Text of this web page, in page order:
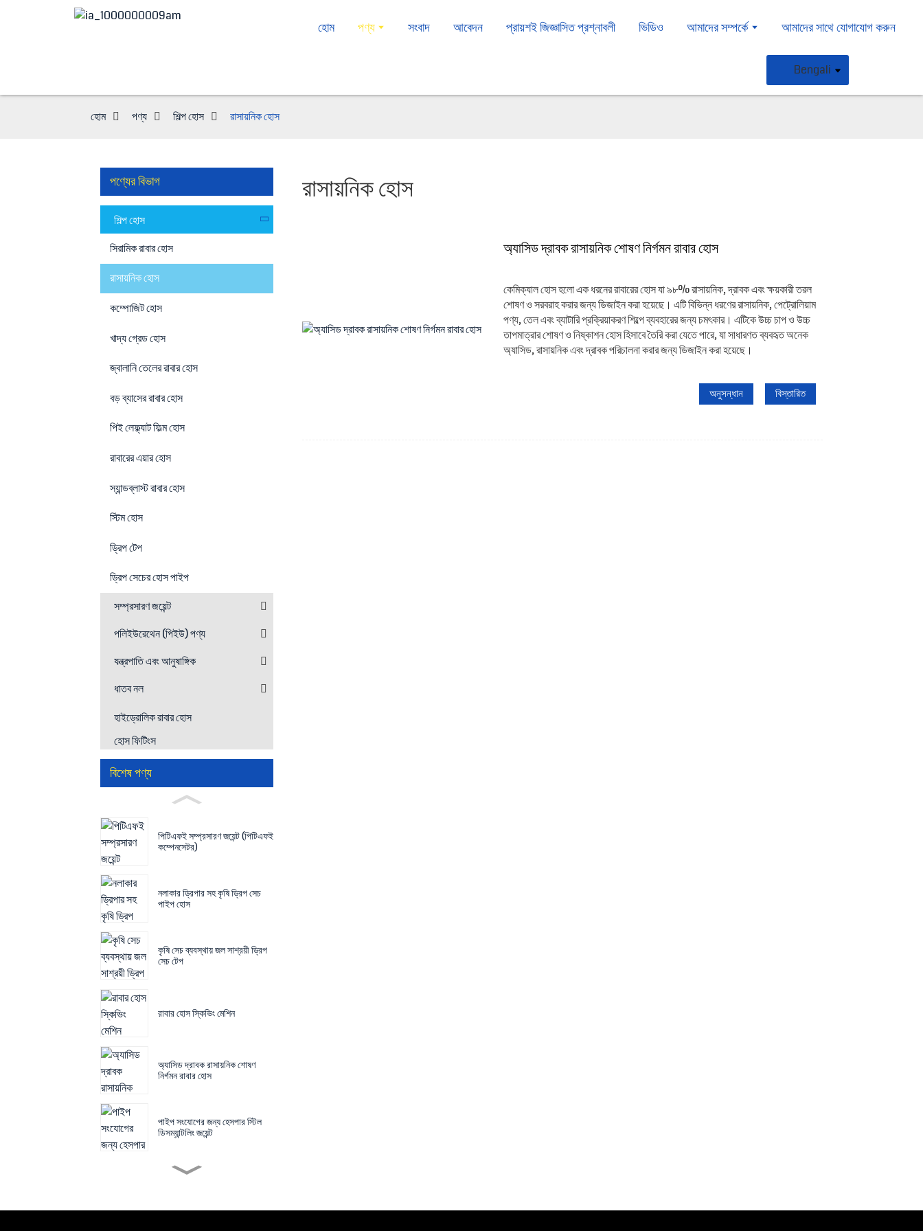
হোম পণ্য সংবাদ আবেদন প্রায়শই জিজ্ঞাসিত প্রশ্নাবলী ভিডিও আমাদের সম্পর্কে আমাদের সাথে যোগাযোগ করুন
Bengali
হোম পণ্য শিল্প হোস রাসায়নিক হোস
পণ্যের বিভাগ
শিল্প হোস
সিরামিক রাবার হোস
রাসায়নিক হোস
কম্পোজিট হোস
খাদ্য গ্রেড হোস
জ্বালানি তেলের রাবার হোস
বড় ব্যাসের রাবার হোস
পিই লেফ্ল্যাট ফিল্ম হোস
রাবারের এয়ার হোস
স্যান্ডব্লাস্ট রাবার হোস
স্টিম হোস
ড্রিপ টেপ
ড্রিপ সেচের হোস পাইপ
সম্প্রসারণ জয়েন্ট
পলিইউরেথেন (পিইউ) পণ্য
যন্ত্রপাতি এবং আনুষাঙ্গিক
ধাতব নল
হাইড্রোলিক রাবার হোস
হোস ফিটিংস
বিশেষ পণ্য
পিটিএফই সম্প্রসারণ জয়েন্ট (পিটিএফই
কম্পেনসেটর)
নলাকার ড্রিপার সহ কৃষি ড্রিপ সেচ
পাইপ হোস
কৃষি সেচ ব্যবস্থায় জল সাশ্রয়ী ড্রিপ
সেচ টেপ
রাবার হোস স্কিভিং মেশিন
অ্যাসিড দ্রাবক রাসায়নিক শোষণ
নির্গমন রাবার হোস
পাইপ সংযোগের জন্য হেসপার স্টিল
ডিসম্যান্টলিং জয়েন্ট
ফিল্টার প্রেস মেশিনের জন্য ফিল্টার
রাসায়নিক হোস
অ্যাসিড দ্রাবক রাসায়নিক শোষণ নির্গমন রাবার হোস
কেমিক্যাল হোস হলো এক ধরনের রাবারের হোস যা ৯৮% রাসায়নিক, দ্রাবক এবং ক্ষয়কারী তরল
শোষণ ও সরবরাহ করার জন্য ডিজাইন করা হয়েছে। এটি বিভিন্ন ধরণের রাসায়নিক, পেট্রোলিয়াম
পণ্য, তেল এবং ব্যাটারি প্রক্রিয়াকরণ শিল্পে ব্যবহারের জন্য চমৎকার। এটিকে উচ্চ চাপ ও উচ্চ
তাপমাত্রার শোষণ ও নিষ্কাশন হোস হিসাবে তৈরি করা যেতে পারে, যা সাধারণত ব্যবহৃত অনেক
অ্যাসিড, রাসায়নিক এবং দ্রাবক পরিচালনা করার জন্য ডিজাইন করা হয়েছে।
অনুসন্ধান বিস্তারিত